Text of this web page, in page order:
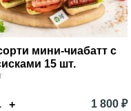
мини-чиабатт с
15 шт.
+ 1 800 ₽